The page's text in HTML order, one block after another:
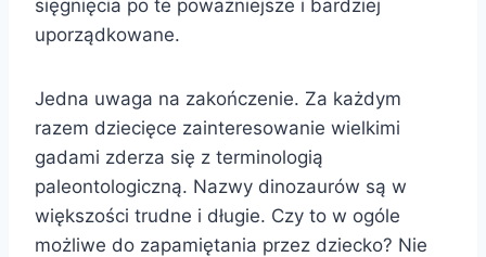
sięgnięcia po te poważniejsze i bardziej
uporządkowane.
Jedna uwaga na zakończenie. Za każdym
razem dziecięce zainteresowanie wielkimi
gadami zderza się z terminologią
paleontologiczną. Nazwy dinozaurów są w
większości trudne i długie. Czy to w ogóle
możliwe do zapamiętania przez dziecko? Nie